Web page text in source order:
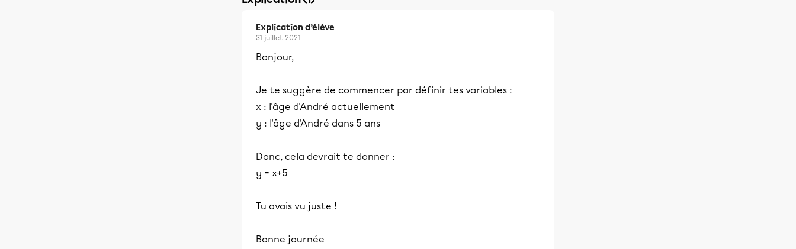
Explication d’élève
31 juillet 2021
Bonjour,
Je te suggère de commencer par définir tes variables :
x : l'âge d'André actuellement
y : l'âge d'André dans 5 ans
Donc, cela devrait te donner :
y = x+5
Tu avais vu juste !
Bonne journée